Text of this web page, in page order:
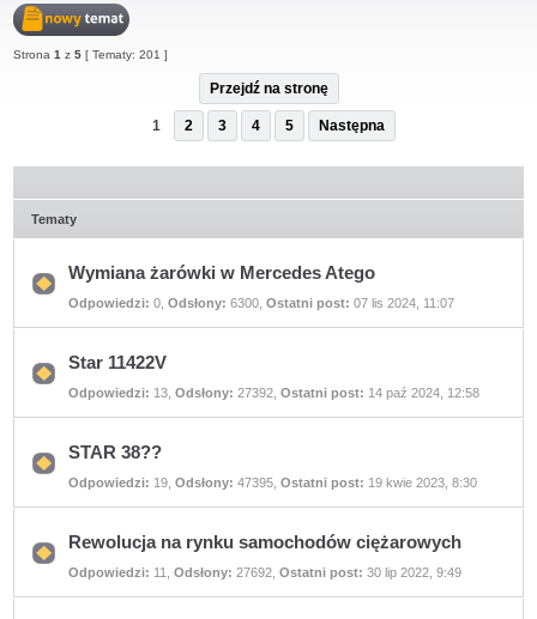
temat
Strona1 z5 [ Tematy: 201 ]
Przejdź na stronę
1 2 3 4 5 Następna
Tematy
Nie
nieprzeczytanych
Wymiana żarówki w Mercedes Atego
Odpowiedzi: 0 ,Odsłony: 6300 ,Ostatni post: 07 lis 2024, 11:07
Nie
nieprzeczytanych
Star 11422V
Odpowiedzi: 13 ,Odsłony: 27392 ,Ostatni post: 14 paź 2024, 12:58
Nie
nieprzeczytanych
STAR 38??
Odpowiedzi: 19 ,Odsłony: 47395 ,Ostatni post: 19 kwie 2023, 8:30
Nie
nieprzeczytanych
Rewolucja na rynku samochodów ciężarowych
Odpowiedzi: 11 ,Odsłony: 27692 ,Ostatni post: 30 lip 2022, 9:49